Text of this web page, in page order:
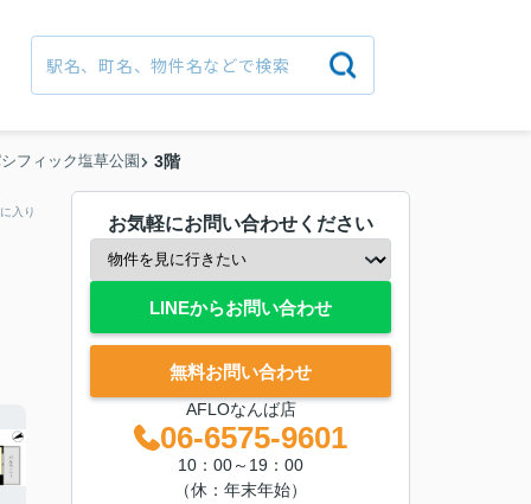
フィック塩草公園 3階
入り
お気軽にお問い合わせください
LINEからお問い合わせ
無料お問い合わせ
AFLOなんば店
06-6575-9601
10：00～19：00
（休：年末年始）